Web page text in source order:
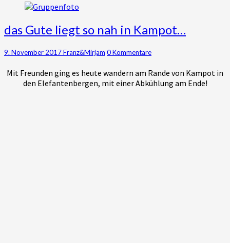
das
Gute
so
in
Kampot…
das Gute liegt so nah in Kampot…
9. November 2017Franz&Mirjam Kommentare
0 Kommentare
Mit Freunden ging es heute wandern am Rande von Kampot in
den Elefantenbergen, mit einer Abkühlung am Ende!